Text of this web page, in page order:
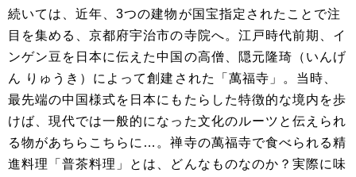
続いては、近年、3つの建物が国宝指定されたことで注
目を集める、京都府宇治市の寺院へ。江戸時代前期、イ
ンゲン豆を日本に伝えた中国の高僧、隠元隆琦（いんげ
ん りゅうき）によって創建された「萬福寺」。当時、
最先端の中国様式を日本にもたらした特徴的な境内を歩
けば、現代では一般的になった文化のルーツと伝えられ
る物があちらこちらに…。禅寺の萬福寺で食べられる精
進料理「普茶料理」とは、どんなものなのか？実際に味